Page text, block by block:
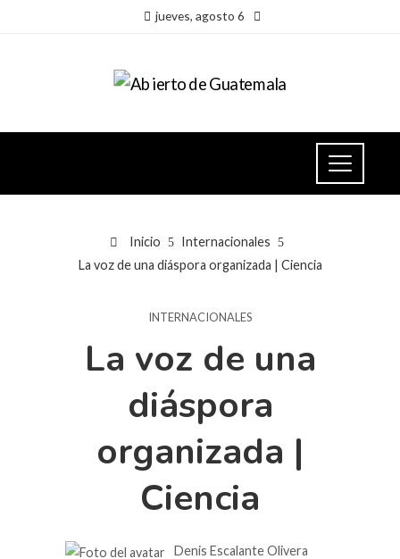
jueves, agosto 6
Inicio
Internacionales
La voz de una diáspora organizada | Ciencia
INTERNACIONALES
La voz de una
diáspora
organizada |
Ciencia
Denis Escalante Olivera